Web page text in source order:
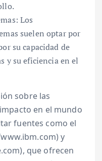
Los
suelen optar por
su capacidad de
y su eficiencia en el
sobre las
en el mundo
fuentes como el
y
que ofrecen